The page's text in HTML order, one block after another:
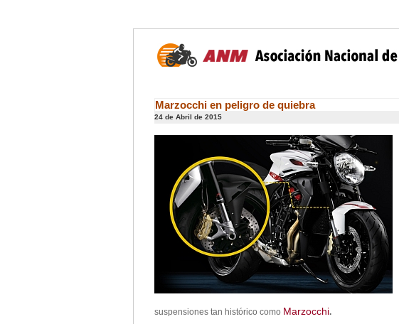
Marzocchi en peligro de quiebra
24 de Abril de 2015
suspensiones tan histórico como Marzocchi.